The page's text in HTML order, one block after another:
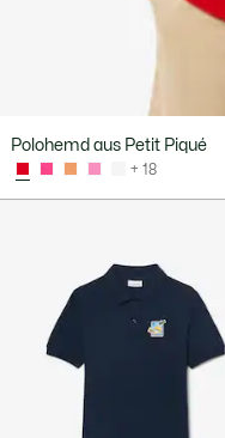
Polohemd aus Petit Piqué
+ 18